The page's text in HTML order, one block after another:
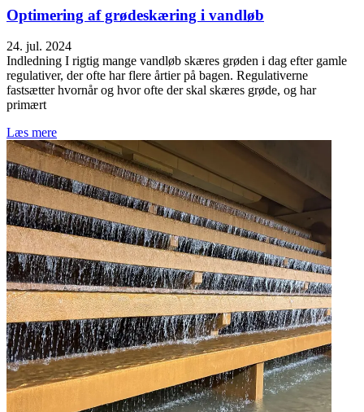
Optimering af grødeskæring i vandløb
24. jul. 2024
Indledning I rigtig mange vandløb skæres grøden i dag efter gamle
regulativer, der ofte har flere årtier på bagen. Regulativerne
fastsætter hvornår og hvor ofte der skal skæres grøde, og har
primært
Læs mere